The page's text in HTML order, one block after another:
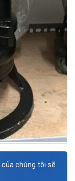
của chúng tôi sẽ